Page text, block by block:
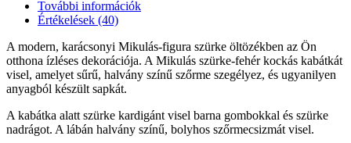
További információk
Értékelések (40)
A modern, karácsonyi Mikulás-figura szürke öltözékben az Ön
otthona ízléses dekorációja. A Mikulás szürke-fehér kockás kabátkát
visel, amelyet sűrű, halvány színű szőrme szegélyez, és ugyanilyen
anyagból készült sapkát.
A kabátka alatt szürke kardigánt visel barna gombokkal és szürke
nadrágot. A lábán halvány színű, bolyhos szőrmecsizmát visel.